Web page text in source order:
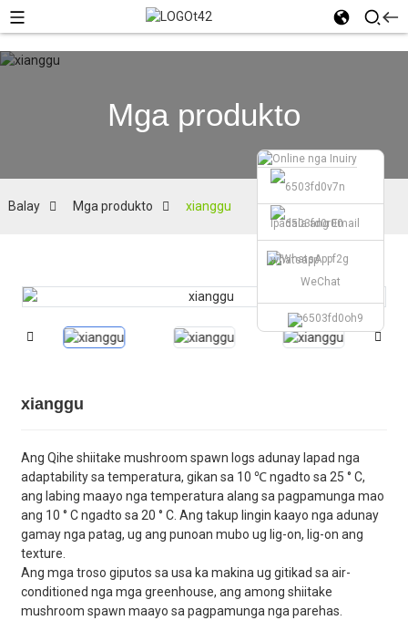
Ipadala ang Email
whatsapp
WeChat
Mga produkto
Balay Mga produkto xianggu
xianggu
Ang Qihe shiitake mushroom spawn logs adunay lapad nga
adaptability sa temperatura, gikan sa 10 ℃ ngadto sa 25 ° C,
ang labing maayo nga temperatura alang sa pagpamunga mao
ang 10 ° C ngadto sa 20 ° C. Ang takup lingin kaayo nga adunay
gamay nga patag, ug ang punoan mubo ug lig-on, lig-on ang
texture.
Ang mga troso giputos sa usa ka makina ug gitikad sa air-
conditioned nga mga greenhouse, ang among shiitake
mushroom spawn maayo sa pagpamunga nga parehas.